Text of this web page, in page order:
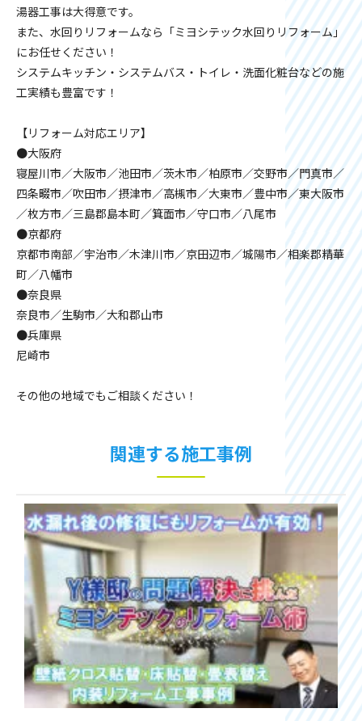
湯器工事は大得意です。
また、水回りリフォームなら「ミヨシテック水回りリフォーム」
にお任せください！
システムキッチン・システムバス・トイレ・洗面化粧台などの施
工実績も豊富です！
【リフォーム対応エリア】
●大阪府
寝屋川市／大阪市／池田市／茨木市／柏原市／交野市／門真市／
四条畷市／吹田市／摂津市／高槻市／大東市／豊中市／東大阪市
／枚方市／三島郡島本町／箕面市／守口市／八尾市
●京都府
京都市南部／宇治市／木津川市／京田辺市／城陽市／相楽郡精華
町／八幡市
●奈良県
奈良市／生駒市／大和郡山市
●兵庫県
尼崎市
その他の地域でもご相談ください！
関連する施工事例